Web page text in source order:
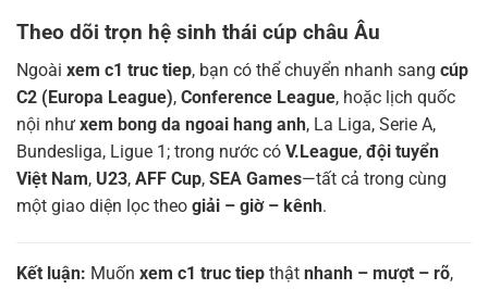
Theo dõi trọn hệ sinh thái cúp châu Âu
Ngoài xem c1 truc tiep, bạn có thể chuyển nhanh sang cúp
C2 (Europa League), Conference League, hoặc lịch quốc
nội như xem bong da ngoai hang anh, La Liga, Serie A,
Bundesliga, Ligue 1; trong nước có V.League, đội tuyển
Việt Nam, U23, AFF Cup, SEA Games—tất cả trong cùng
một giao diện lọc theo giải – giờ – kênh.
Kết luận: Muốn xem c1 truc tiep thật nhanh – mượt – rõ,